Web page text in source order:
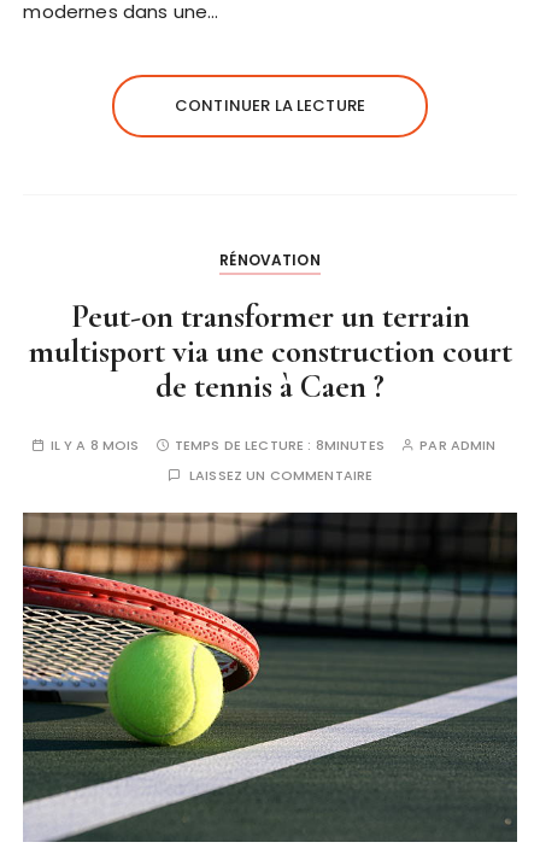
modernes dans une…
CONTINUER LA LECTURE
RÉNOVATION
Peut-on transformer un terrain
multisport via une construction court
de tennis à Caen ?
IL Y A 8 MOIS TEMPS DE LECTURE : 8MINUTES PAR ADMIN
LAISSEZ UN COMMENTAIRE